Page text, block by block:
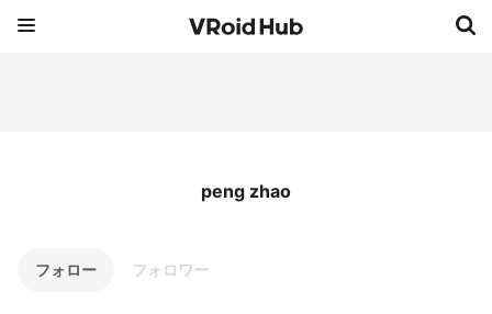
peng zhao
フォロー フォロワー